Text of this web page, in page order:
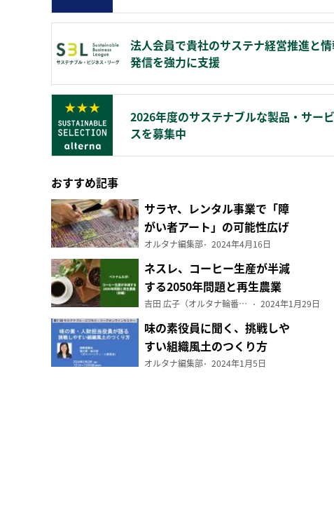
法人会員で貴社のサステナ経営推進と
発信を強力に支援
2026年度のサステナブルな製品・サービ
スを募集中
おすすめ記事
サラヤ、レンタル事業で「障
がい者アート」の可能性広げ
る
オルタナ編集部 2024年4月16日
ネスレ、コーヒー生産が半減
する2050年問題と再生農業
（前編）
吉田 広子（オルタナ輪番編集長） 2024年1月29日
味の素役員に聞く、挑戦しや
すい組織風土のつくり方
オルタナ編集部 2024年1月5日